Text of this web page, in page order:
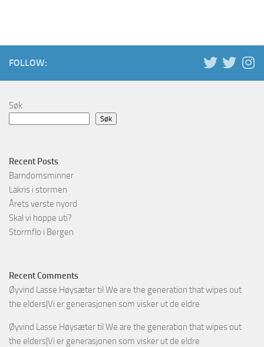
FOLLOW:
Søk
Søk
Recent Posts
Barndomsminner
Lakris i stormen
Årets verste nyord
Skal vi hoppe uti?
Stormflo i Bergen
Recent Comments
Øyvind Lasse Høysætertil We are the generation that wipes out
the elders|Vi er generasjonen som visker ut de eldre
Øyvind Lasse Høysætertil We are the generation that wipes out
the elders|Vi er generasjonen som visker ut de eldre